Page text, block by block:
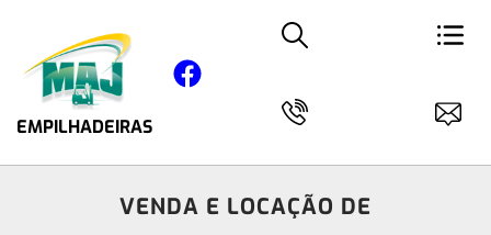
EMPILHADEIRAS
VENDA E LOCAÇÃO DE